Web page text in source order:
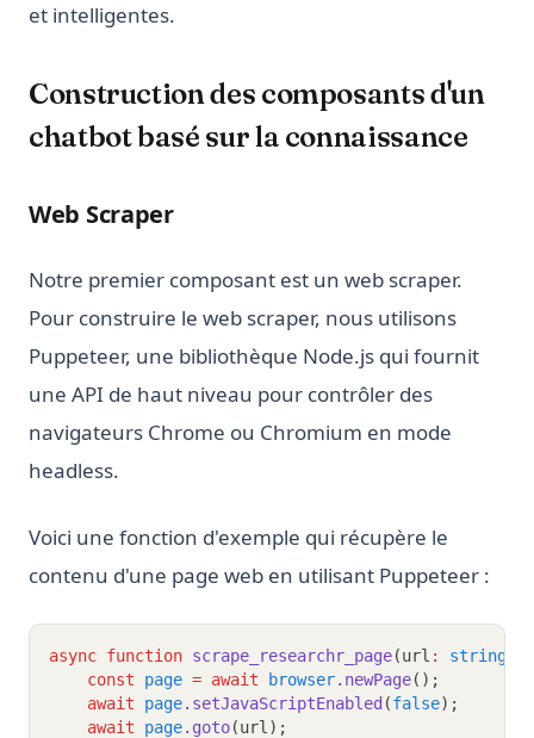
et intelligentes.
Construction des composants d'un
chatbot basé sur la connaissance
Web Scraper
Notre premier composant est un web scraper.
Pour construire le web scraper, nous utilisons
Puppeteer, une bibliothèque Node.js qui fournit
une API de haut niveau pour contrôler des
navigateurs Chrome ou Chromium en mode
headless.
Voici une fonction d'exemple qui récupère le
contenu d'une page web en utilisant Puppeteer :
async function scrape_researchr_page(url : string
const
page = await browser.newPage();
await
page.setJavaScriptEnabled (false);
await
page.goto(url);